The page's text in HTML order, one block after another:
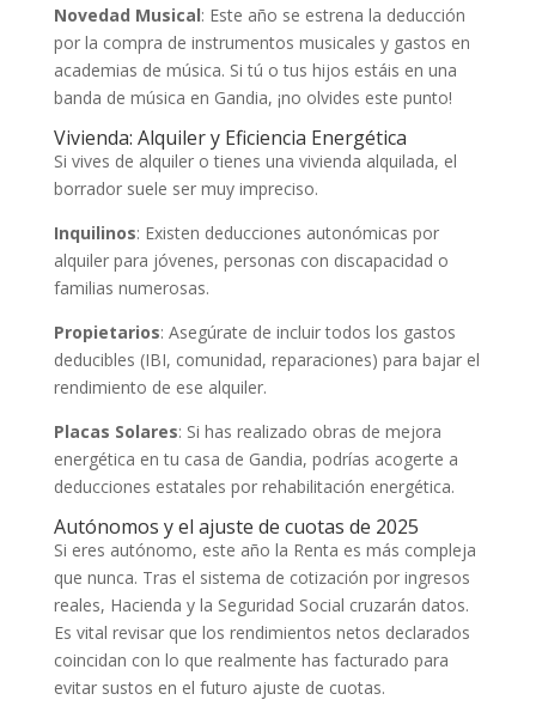
Novedad Musical: Este año se estrena la deducción
por la compra de instrumentos musicales y gastos en
academias de música. Si tú o tus hijos estáis en una
banda de música en Gandia, ¡no olvides este punto!
Vivienda: Alquiler y Eficiencia Energética
Si vives de alquiler o tienes una vivienda alquilada, el
borrador suele ser muy impreciso.
Inquilinos: Existen deducciones autonómicas por
alquiler para jóvenes, personas con discapacidad o
familias numerosas.
Propietarios: Asegúrate de incluir todos los gastos
deducibles (IBI, comunidad, reparaciones) para bajar el
rendimiento de ese alquiler.
Placas Solares: Si has realizado obras de mejora
energética en tu casa de Gandia, podrías acogerte a
deducciones estatales por rehabilitación energética.
Autónomos y el ajuste de cuotas de 2025
Si eres autónomo, este año la Renta es más compleja
que nunca. Tras el sistema de cotización por ingresos
reales, Hacienda y la Seguridad Social cruzarán datos.
Es vital revisar que los rendimientos netos declarados
coincidan con lo que realmente has facturado para
evitar sustos en el futuro ajuste de cuotas.